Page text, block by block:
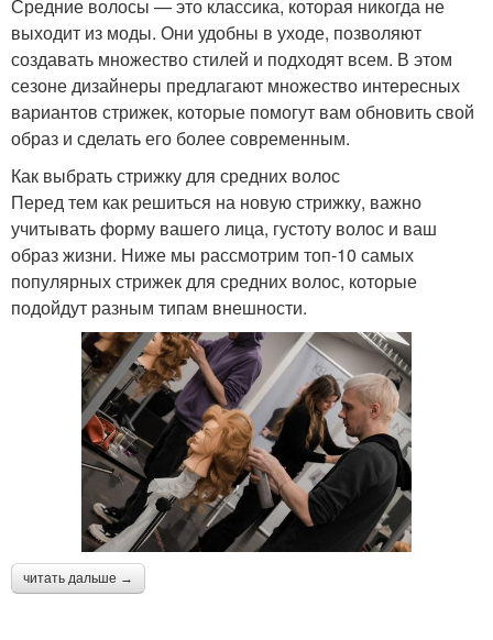
Средние волосы — это классика, которая никогда не
выходит из моды. Они удобны в уходе, позволяют
создавать множество стилей и подходят всем. В этом
сезоне дизайнеры предлагают множество интересных
вариантов стрижек, которые помогут вам обновить свой
образ и сделать его более современным.
Как выбрать стрижку для средних волос
Перед тем как решиться на новую стрижку, важно
учитывать форму вашего лица, густоту волос и ваш
образ жизни. Ниже мы рассмотрим топ-10 самых
популярных стрижек для средних волос, которые
подойдут разным типам внешности.
читать дальше →